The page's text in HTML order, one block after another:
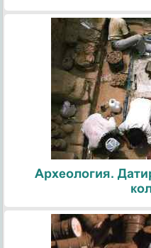
Археология.